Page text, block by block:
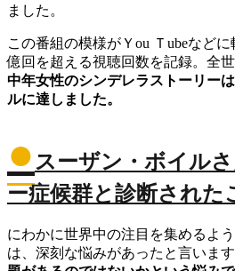
ました。
この番組の模様がＹou Ｔubeなど
億回を超える視聴回数を記録。全
中年女性のシンデレラストーリー
ルに達しました。
●スーザン・ボイル
ー症候群と診断された
にわかに世界中の注目を集めるよ
は、深刻な悩みがあったと言います